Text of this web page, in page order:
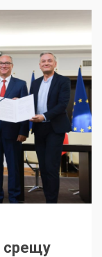
срещу